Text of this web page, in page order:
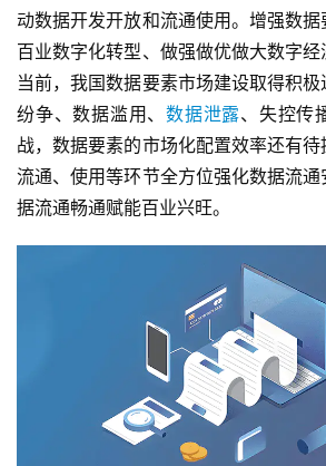
动数据开发开放和流通使用。增强数
百业数字化转型、做强做优做大数字经
当前，我国数据要素市场建设取得积
纷争、数据滥用、 数据泄露、失控传
战，数据要素的市场化配置效率还有待
流通、使用等环节全方位强化数据流
据流通畅通赋能百业兴旺。